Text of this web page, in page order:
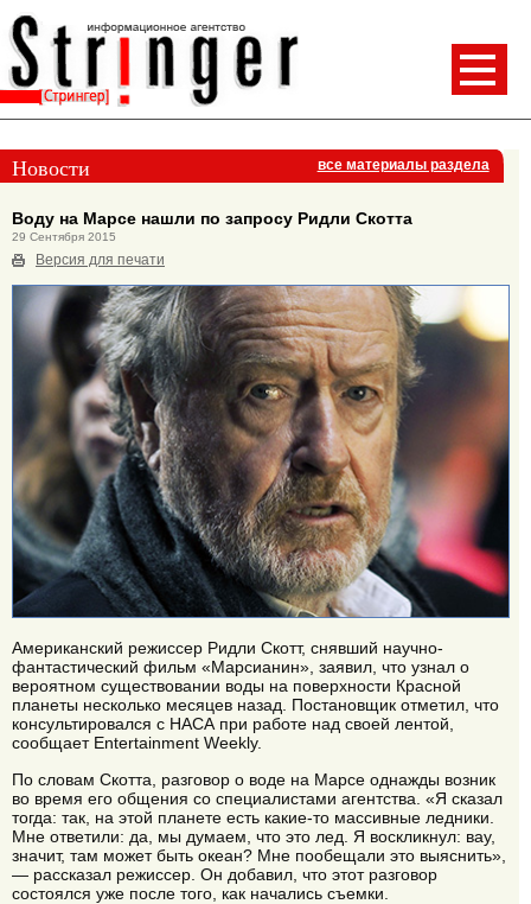
Новости все материалы раздела
Воду на Марсе нашли по запросу Ридли Скотта
29 Сентября 2015
Версия для печати
Американский режиссер Ридли Скотт, снявший научно-
фантастический фильм «Марсианин», заявил, что узнал о
вероятном существовании воды на поверхности Красной
планеты несколько месяцев назад. Постановщик отметил, что
консультировался с НАСА при работе над своей лентой,
сообщает Entertainment Weekly.
По словам Скотта, разговор о воде на Марсе однажды возник
во время его общения со специалистами агентства. «Я сказал
тогда: так, на этой планете есть какие-то массивные ледники.
Мне ответили: да, мы думаем, что это лед. Я воскликнул: вау,
значит, там может быть океан? Мне пообещали это выяснить»,
— рассказал режиссер. Он добавил, что этот разговор
состоялся уже после того, как начались съемки.